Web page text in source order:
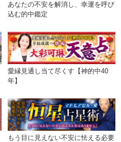
あなたの不安を解消し、幸運を呼び
込む的中鑑定
愛縁見通し当て尽くす【神的中40
年】
もう目に見えない不安に怯える必要